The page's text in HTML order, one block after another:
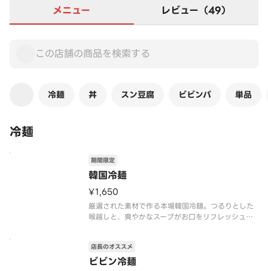
メニュー レビュー（49）
冷麺 丼 スン豆腐 ビビンバ 単品
冷麺
韓国冷麺
期間限定
¥1,650
厳選された素材で作る本場韓国冷麺。つるりとした
喉越しと、爽やかなスープがお口をリフレッシュさ
ビビン冷麺
店長のオススメ